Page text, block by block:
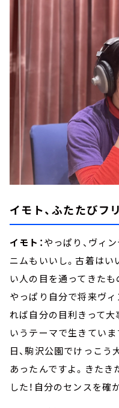
イモト、ふたたびフ
イモト：やっぱり、ヴィ
ニムもいいし。古着はい
い人の目を通ってきたも
やっぱり自分で将来ヴ
れば自分の目利きって大
いうテーマで生きていま
日、駒沢公園でけっこ
あったんですよ。きたき
した！自分のセンスを確